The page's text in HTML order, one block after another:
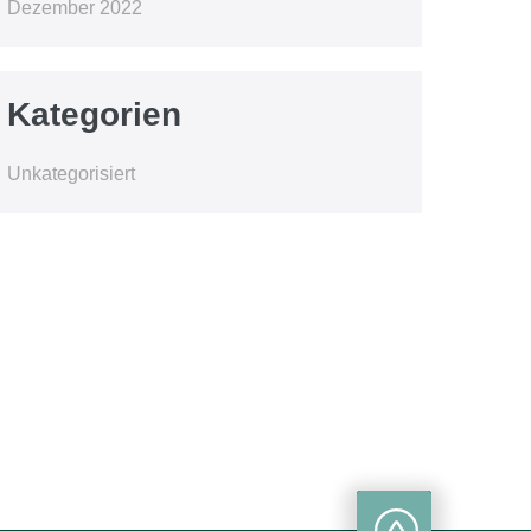
Dezember 2022
Kategorien
Unkategorisiert